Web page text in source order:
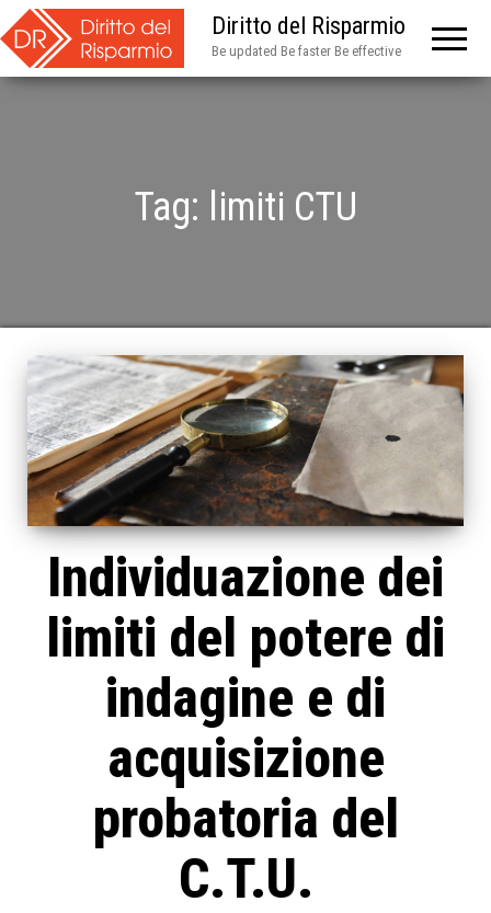
Diritto del Risparmio
Be updated Be faster Be effective
Tag: limiti CTU
Individuazione dei
limiti del potere di
indagine e di
acquisizione
probatoria del
C.T.U.